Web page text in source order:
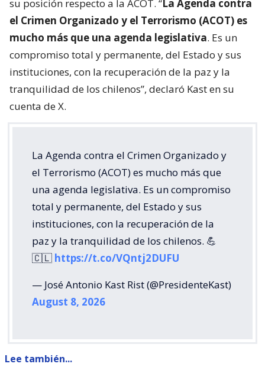
su posición respecto a la ACOT. “La Agenda contra
el Crimen Organizado y el Terrorismo (ACOT) es
mucho más que una agenda legislativa. Es un
compromiso total y permanente, del Estado y sus
instituciones, con la recuperación de la paz y la
tranquilidad de los chilenos”, declaró Kast en su
cuenta de X.
La Agenda contra el Crimen Organizado y
el Terrorismo (ACOT) es mucho más que
una agenda legislativa. Es un compromiso
total y permanente, del Estado y sus
instituciones, con la recuperación de la
paz y la tranquilidad de los chilenos. 💪
🇨🇱 https://t.co/VQntj2DUFU
— José Antonio Kast Rist (@PresidenteKast)
August 8, 2026
Lee también...